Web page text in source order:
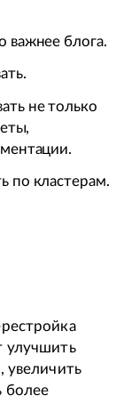
важнее блога.
не только
по кластерам.
улучшить
увеличить
более